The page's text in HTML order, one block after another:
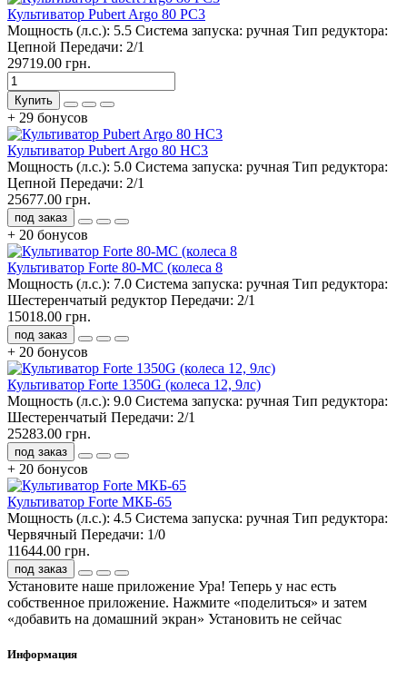
Культиватор Pubert Argo 80 РC3
Мощность (л.с.): 5.5 Система запуска: ручная Тип редуктора:
Цепной Передачи: 2/1
29719.00 грн.
Купить
+ 29 бонусов
Культиватор Pubert Argo 80 HC3
Мощность (л.с.): 5.0 Система запуска: ручная Тип редуктора:
Цепной Передачи: 2/1
25677.00 грн.
под заказ
+ 20 бонусов
Культиватор Forte 80-MC (колеса 8
Мощность (л.с.): 7.0 Система запуска: ручная Тип редуктора:
Шестеренчатый редуктор Передачи: 2/1
15018.00 грн.
под заказ
+ 20 бонусов
Культиватор Forte 1350G (колеса 12, 9лс)
Мощность (л.с.): 9.0 Система запуска: ручная Тип редуктора:
Шестеренчатый Передачи: 2/1
25283.00 грн.
под заказ
+ 20 бонусов
Культиватор Forte МКБ-65
Мощность (л.с.): 4.5 Система запуска: ручная Тип редуктора:
Червячный Передачи: 1/0
11644.00 грн.
под заказ
Установите наше приложение Ура! Теперь у нас есть
собственное приложение. Нажмите «поделиться» и затем
«добавить на домашний экран» Установить не сейчас
Информация